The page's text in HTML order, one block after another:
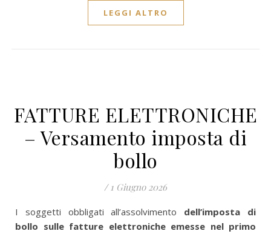
LEGGI ALTRO
FATTURE ELETTRONICHE
– Versamento imposta di
bollo
/ 1 Giugno 2026
I soggetti obbligati all’assolvimento dell’imposta di
bollo sulle fatture elettroniche emesse nel primo